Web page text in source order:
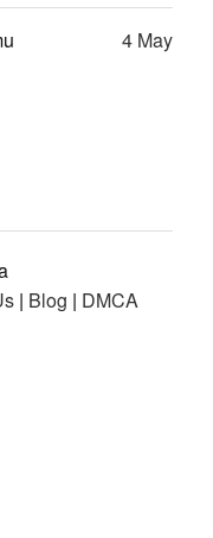
4 May
| Blog | DMCA